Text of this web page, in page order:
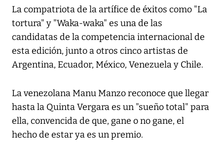
La compatriota de la artífice de éxitos como "La
tortura" y "Waka-waka" es una de las
candidatas de la competencia internacional de
esta edición, junto a otros cinco artistas de
Argentina, Ecuador, México, Venezuela y Chile.
La venezolana Manu Manzo reconoce que llegar
hasta la Quinta Vergara es un "sueño total" para
ella, convencida de que, gane o no gane, el
hecho de estar ya es un premio.